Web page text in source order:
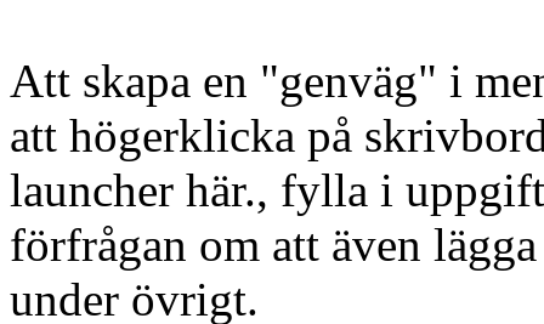
Att skapa en "genväg" i
att högerklicka på
launcher här., fylla i
förfrågan om att även
under övrigt.